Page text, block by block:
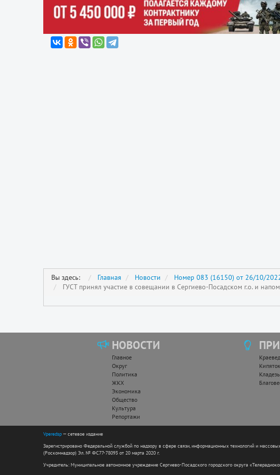
Вы здесь: Главная Новости
Номер 083 (16150) от 26/10/
ГУСТ принял участие в совещании в Сергиево-Посадском г.о. и
НОВОСТИ
Главное
Округ
Политика
ЖКХ
Экономика
Общество
Культура
Репортажи
Кипяток
Кладезь
Vperedsp — сетевое издание
Зарегистрировано Федеральной службой по надзору в сфере связи, информационных технологий и
(Роскомнадзор) Эл. № ФС77-78093 от 20 марта 2020 г.
Учредитель: Муниципальное автономное учреждение Сергиево-Посадского городского округа